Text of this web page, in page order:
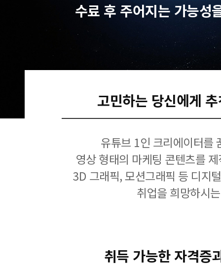
수료 후 주어지는 가능성
고민하는 당신에게
유튜브 1인 크리에이터를
영상 형태의 마케팅 콘텐츠를
3D 그래픽, 모션그래픽 등 디지
취업을 희망하시
취득 가능한 자격증